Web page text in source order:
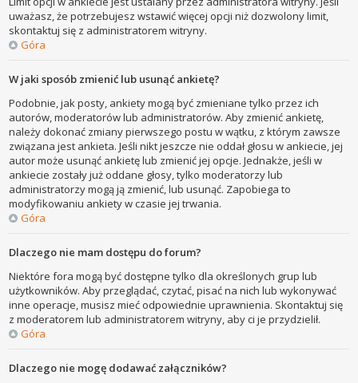
uważasz, że potrzebujesz wstawić więcej opcji niż dozwolony limit,
skontaktuj się z administratorem witryny.
Góra
W jaki sposób zmienić lub usunąć ankietę?
Podobnie, jak posty, ankiety mogą być zmieniane tylko przez ich
autorów, moderatorów lub administratorów. Aby zmienić ankietę,
należy dokonać zmiany pierwszego postu w wątku, z którym zawsze
związana jest ankieta. Jeśli nikt jeszcze nie oddał głosu w ankiecie, jej
autor może usunąć ankietę lub zmienić jej opcje. Jednakże, jeśli w
ankiecie zostały już oddane głosy, tylko moderatorzy lub
administratorzy mogą ją zmienić, lub usunąć. Zapobiega to
modyfikowaniu ankiety w czasie jej trwania.
Góra
Dlaczego nie mam dostępu do forum?
Niektóre fora mogą być dostępne tylko dla określonych grup lub
użytkowników. Aby przeglądać, czytać, pisać na nich lub wykonywać
inne operacje, musisz mieć odpowiednie uprawnienia. Skontaktuj się
z moderatorem lub administratorem witryny, aby ci je przydzielił.
Góra
Dlaczego nie mogę dodawać załączników?